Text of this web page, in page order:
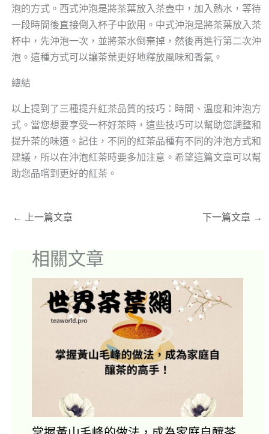
泡的方式。西式沖泡是將茶葉放入茶壺中，加入熱水，等待
一段時間後直接倒入杯子中飲用。中式沖泡是將茶葉放入茶
杯中，先沖泡一次，並將茶水倒棄掉，然後再進行第二次沖
泡。這種方式可以讓茶葉更好地釋放風味和香氣。
總結
以上提到了三種提升紅茶品質的技巧：時間、溫度和沖泡方
式。當您想要享受一杯好茶時，這些技巧可以幫助您調整和
提升茶的味道。記住，不同的紅茶品種有不同的沖泡方式和
建議，所以在沖泡紅茶時要多加注意。希望這篇文章可以幫
助您品嚐到更好的紅茶。
← 上一篇文章 下一篇文章 →
相關文章